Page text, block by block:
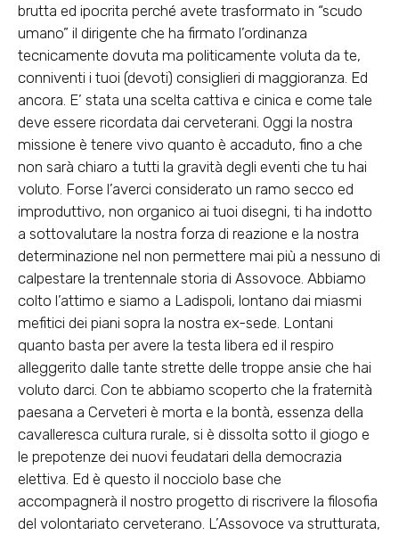
brutta ed ipocrita perché avete trasformato in “scudo
umano” il dirigente che ha firmato l’ordinanza
tecnicamente dovuta ma politicamente voluta da te,
conniventi i tuoi (devoti) consiglieri di maggioranza. Ed
ancora. E’ stata una scelta cattiva e cinica e come tale
deve essere ricordata dai cerveterani. Oggi la nostra
missione è tenere vivo quanto è accaduto, fino a che
non sarà chiaro a tutti la gravità degli eventi che tu hai
voluto. Forse l’averci considerato un ramo secco ed
improduttivo, non organico ai tuoi disegni, ti ha indotto
a sottovalutare la nostra forza di reazione e la nostra
determinazione nel non permettere mai più a nessuno di
calpestare la trentennale storia di Assovoce. Abbiamo
colto l’attimo e siamo a Ladispoli, lontano dai miasmi
mefitici dei piani sopra la nostra ex-sede. Lontani
quanto basta per avere la testa libera ed il respiro
alleggerito dalle tante strette delle troppe ansie che hai
voluto darci. Con te abbiamo scoperto che la fraternità
paesana a Cerveteri è morta e la bontà, essenza della
cavalleresca cultura rurale, si è dissolta sotto il giogo e
le prepotenze dei nuovi feudatari della democrazia
elettiva. Ed è questo il nocciolo base che
accompagnerà il nostro progetto di riscrivere la filosofia
del volontariato cerveterano. L’Assovoce va strutturata,